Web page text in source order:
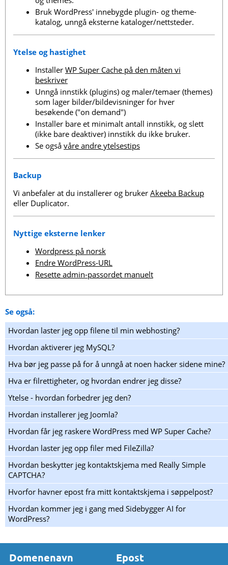
Bruk WordPress' innebygde plugin- og theme-
katalog, unngå eksterne kataloger/nettsteder.
Ytelse og hastighet
Installer WP Super Cache på den måten vi
beskriver
Unngå innstikk (plugins) og maler/temaer (themes)
som lager bilder/bildevisninger for hver
besøkende ("on demand")
Installer bare et minimalt antall innstikk, og slett
(ikke bare deaktiver) innstikk du ikke bruker.
Se også våre andre ytelsestips
Backup
Vi anbefaler at du installerer og bruker Akeeba Backup
eller Duplicator.
Nyttige eksterne lenker
Wordpress på norsk
Endre WordPress-URL
Resette admin-passordet manuelt
Se også:
Hvordan laster jeg opp filene til min webhosting?
Hvordan aktiverer jeg MySQL?
Hva bør jeg passe på for å unngå at noen hacker sidene mine?
Hva er filrettigheter, og hvordan endrer jeg disse?
Ytelse - hvordan forbedrer jeg den?
Hvordan installerer jeg Joomla?
Hvordan får jeg raskere WordPress med WP Super Cache?
Hvordan laster jeg opp filer med FileZilla?
Hvordan beskytter jeg kontaktskjema med Really Simple
CAPTCHA?
Hvorfor havner epost fra mitt kontaktskjema i søppelpost?
Hvordan kommer jeg i gang med Sidebygger AI for
WordPress?
Domenenavn Epost